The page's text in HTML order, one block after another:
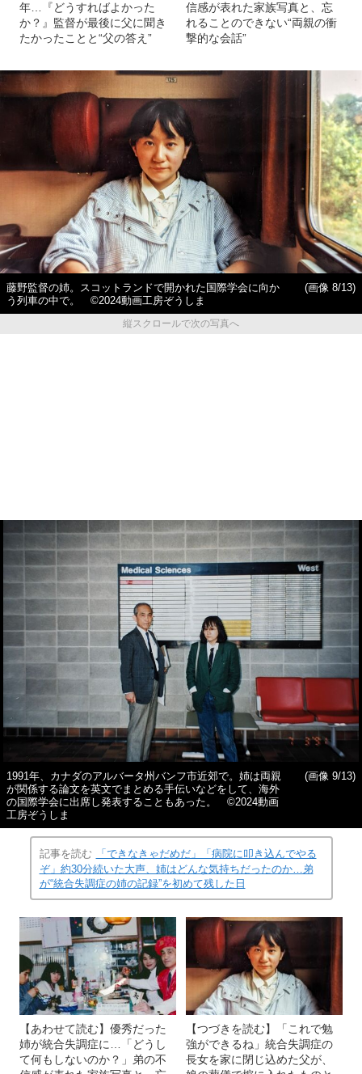
年…『どうすればよかった
か？』監督が最後に父に聞き
たかったことと“父の答え”
信感が表れた家族写真と、忘
れることのできない“両親の衝
撃的な会話”
藤野監督の姉。スコットランドで開かれた国際学会に向か
う列車の中で。 ©2024動画工房ぞうしま
(画像 8/13)
縦スクロールで次の写真へ
1991年、カナダのアルバータ州バンフ市近郊で。姉は両親
が関係する論文を英文でまとめる手伝いなどをして、海外
の国際学会に出席し発表することもあった。 ©2024動画
工房ぞうしま
(画像 9/13)
記事を読む
「できなきゃだめだ」「病院に叩き込んでやる
ぞ」約30分続いた大声、姉はどんな気持ちだったのか…弟
が“統合失調症の姉の記録”を初めて残した日
【あわせて読む】優秀だった
姉が統合失調症に…「どうし
て何もしないのか？」弟の不
【つづきを読む】「これで勉
強ができるね」統合失調症の
長女を家に閉じ込めた父が、